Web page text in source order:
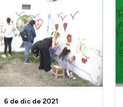
6 de dic de 2021